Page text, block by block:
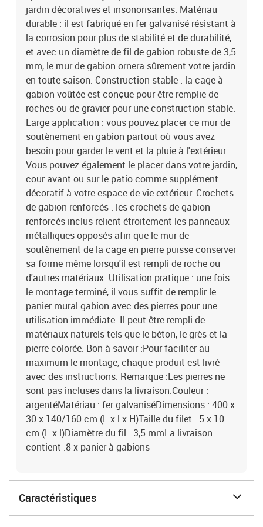
jardin décoratives et insonorisantes. Matériau
durable : il est fabriqué en fer galvanisé résistant à
la corrosion pour plus de stabilité et de durabilité,
et avec un diamètre de fil de gabion robuste de 3,5
mm, le mur de gabion ornera sûrement votre jardin
en toute saison. Construction stable : la cage à
gabion voûtée est conçue pour être remplie de
roches ou de gravier pour une construction stable.
Large application : vous pouvez placer ce mur de
soutènement en gabion partout où vous avez
besoin pour garder le vent et la pluie à l'extérieur.
Vous pouvez également le placer dans votre jardin,
cour avant ou sur le patio comme supplément
décoratif à votre espace de vie extérieur. Crochets
de gabion renforcés : les crochets de gabion
renforcés inclus relient étroitement les panneaux
métalliques opposés afin que le mur de
soutènement de la cage en pierre puisse conserver
sa forme même lorsqu'il est rempli de roche ou
d'autres matériaux. Utilisation pratique : une fois
le montage terminé, il vous suffit de remplir le
panier mural gabion avec des pierres pour une
utilisation immédiate. Il peut être rempli de
matériaux naturels tels que le béton, le grès et la
pierre colorée. Bon à savoir :Pour faciliter au
maximum le montage, chaque produit est livré
avec des instructions. Remarque :Les pierres ne
sont pas incluses dans la livraison.Couleur :
argentéMatériau : fer galvaniséDimensions : 400 x
30 x 140/160 cm (L x l x H)Taille du filet : 5 x 10
cm (L x l)Diamètre du fil : 3,5 mmLa livraison
contient :8 x panier à gabions
Caractéristiques